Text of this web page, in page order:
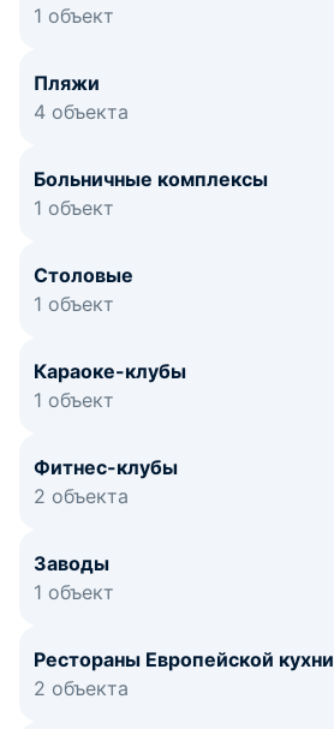
1 объект
Пляжи
4 объекта
Больничные комплексы
1 объект
Столовые
1 объект
Караоке-клубы
1 объект
Фитнес-клубы
2 объекта
Заводы
1 объект
Рестораны Европейской кухни
2 объекта